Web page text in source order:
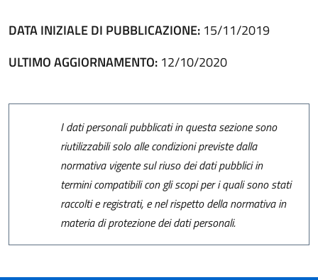
DATA INIZIALE DI PUBBLICAZIONE: 15/11/2019
ULTIMO AGGIORNAMENTO: 12/10/2020
I dati personali pubblicati in questa sezione sono
riutilizzabili solo alle condizioni previste dalla
normativa vigente sul riuso dei dati pubblici in
termini compatibili con gli scopi per i quali sono stati
raccolti e registrati, e nel rispetto della normativa in
materia di protezione dei dati personali.